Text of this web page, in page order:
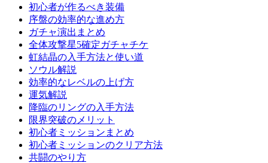
初心者が作るべき装備
序盤の効率的な進め方
ガチャ演出まとめ
全体攻撃星5確定ガチャチケ
虹結晶の入手方法と使い道
ソウル解説
効率的なレベルの上げ方
運気解説
降臨のリングの入手方法
限界突破のメリット
初心者ミッションまとめ
初心者ミッションのクリア方法
共闘のやり方